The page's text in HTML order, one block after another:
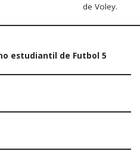
de Voley.
estudiantil de Futbol 5